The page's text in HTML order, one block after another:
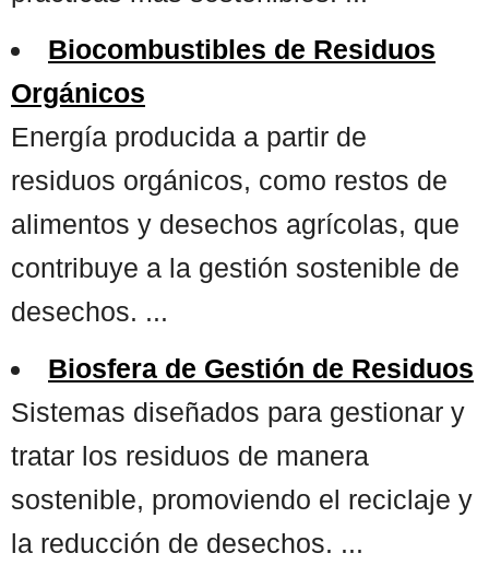
Biocombustibles de Residuos
Orgánicos
Energía producida a partir de
residuos orgánicos, como restos de
alimentos y desechos agrícolas, que
contribuye a la gestión sostenible de
desechos. ...
Biosfera de Gestión de Residuos
Sistemas diseñados para gestionar y
tratar los residuos de manera
sostenible, promoviendo el reciclaje y
la reducción de desechos. ...